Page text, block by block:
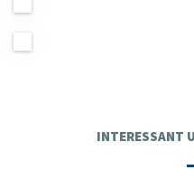
INTERESSANT